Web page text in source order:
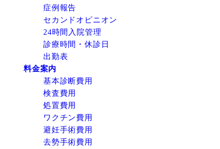
症例報告
セカンドオピニオン
24時間入院管理
診療時間・休診日
出勤表
料金案内
基本診断費用
検査費用
処置費用
ワクチン費用
避妊手術費用
去勢手術費用